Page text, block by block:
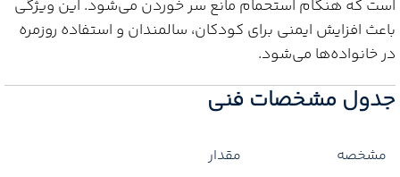
است که هنگام استحمام مانع سر خوردن می‌شود. این ویژگی
باعث افزایش ایمنی برای کودکان، سالمندان و استفاده روزمره
در خانواده‌ها می‌شود.
جدول مشخصات فنی
مشخصه مقدار